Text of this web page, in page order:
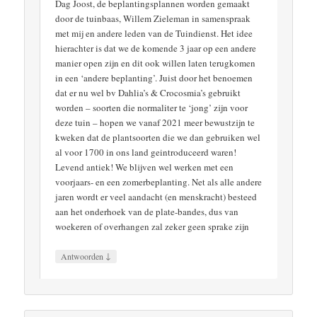
Dag Joost, de beplantingsplannen worden gemaakt
door de tuinbaas, Willem Zieleman in samenspraak
met mij en andere leden van de Tuindienst. Het idee
hierachter is dat we de komende 3 jaar op een andere
manier open zijn en dit ook willen laten terugkomen
in een ‘andere beplanting’. Juist door het benoemen
dat er nu wel bv Dahlia’s & Crocosmia’s gebruikt
worden – soorten die normaliter te ‘jong’ zijn voor
deze tuin – hopen we vanaf 2021 meer bewustzijn te
kweken dat de plantsoorten die we dan gebruiken wel
al voor 1700 in ons land geintroduceerd waren!
Levend antiek! We blijven wel werken met een
voorjaars- en een zomerbeplanting. Net als alle andere
jaren wordt er veel aandacht (en menskracht) besteed
aan het onderhoek van de plate-bandes, dus van
woekeren of overhangen zal zeker geen sprake zijn
Antwoorden ↓